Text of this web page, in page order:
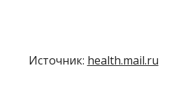
Источник: health.mail.ru